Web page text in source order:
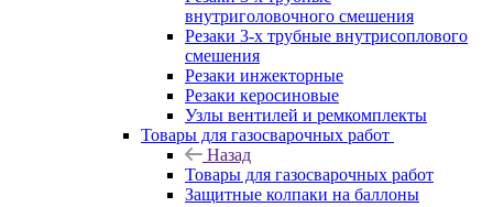
внутриголовочного смешения
Резаки 3-х трубные внутрисоплового
смешения
Резаки инжекторные
Резаки керосиновые
Узлы вентилей и ремкомплекты
Товары для газосварочных работ
Назад
Товары для газосварочных работ
Защитные колпаки на баллоны